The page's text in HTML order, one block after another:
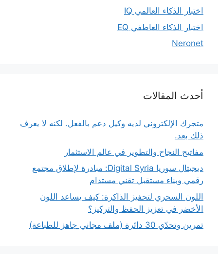
اختبار الذكاء العالمي IQ
اختبار الذكاء العاطفي EQ
Neronet
أحدث المقالات
متجرك الإلكتروني لديه وكيل دعم بالفعل. لكنه لا يعرف
ذلك بعد.
مفاتيح النجاح والتطوير في عالم الاستثمار
ديجيتال سوريا Digital Syria: مبادرة لإطلاق مجتمع
رقمي وبناء مستقبل تقني مستدام
اللون السحري لتحفيز الذاكرة: كيف يساعد اللون
الأخضر في تعزيز الحفظ والتركيز؟
تمرين وتحدّي 30 دائرة (ملف مجاني جاهز للطباعة)